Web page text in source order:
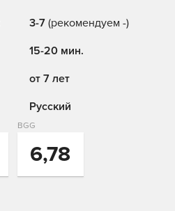
3-7 (рекомендуем -)
15-20 мин.
от 7 лет
Русский
BGG
6,78